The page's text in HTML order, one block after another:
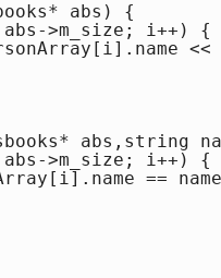
abs) {
>m_size; i++) {
<< " "
abs,string name)
>m_size; i++) {
==